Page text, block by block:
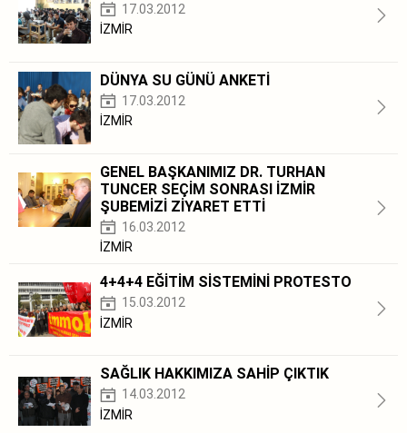
17.03.2012
İZMİR
DÜNYA SU GÜNÜ ANKETİ
17.03.2012
İZMİR
GENEL BAŞKANIMIZ DR. TURHAN
TUNCER SEÇİM SONRASI İZMİR
ŞUBEMİZİ ZİYARET ETTİ
16.03.2012
İZMİR
4+4+4 EĞİTİM SİSTEMİNİ PROTESTO
15.03.2012
İZMİR
SAĞLIK HAKKIMIZA SAHİP ÇIKTIK
14.03.2012
İZMİR